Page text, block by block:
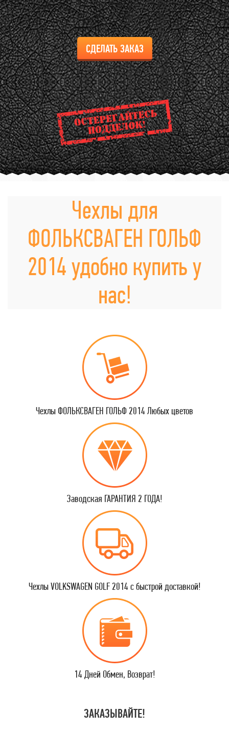
СДЕЛАТЬ ЗАКАЗ
Чехлы для
ФОЛЬКСВАГЕН ГОЛЬФ
2014 удобно купить у
нас!
Чехлы ФОЛЬКСВАГЕН ГОЛЬФ 2014 Любых цветов
Заводская ГАРАНТИЯ 2 ГОДА!
Чехлы VOLKSWAGEN GOLF 2014 с быстрой доставкой!
14 Дней Обмен, Возврат!
ЗАКАЗЫВАЙТЕ!